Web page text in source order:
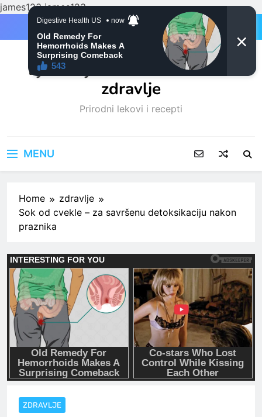
james123james123
Ljubitelji mačaka i Prirodno
zdravlje
Prirodni lekovi i recepti
MENU
Home
zdravlje
Sok od cvekle – za savršenu detoksikaciju nakon
praznika
ZDRAVLJE